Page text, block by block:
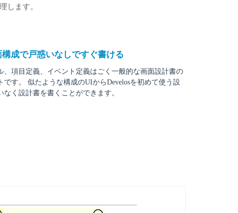
します。
成で戸惑いなしですぐ書ける
、項目定義、イベント定義はごく一般的な画面設計書の
です。 似たような構成のUIからDevelosを初めて使う設
なく設計書を書くことができます。